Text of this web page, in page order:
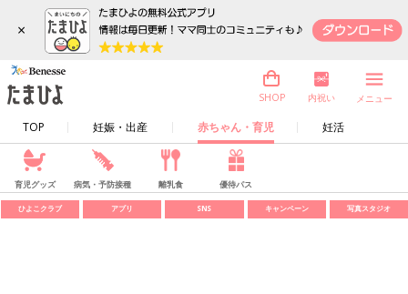
×
TOP 妊娠・出産 赤ちゃん・育児 妊活
SHOP 内祝い メニュー
育児グッズ 病気・予防接種 離乳食 優待パス
ひよこクラブ アプリ SNS キャンペーン 写真スタジオ